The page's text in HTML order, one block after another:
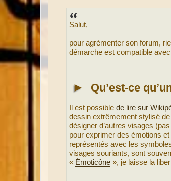
Salut,
pour agrémenter son forum,
démarche est compatible
► Qu’est-ce
Il est possible de lire sur
dessin extrêmement stylisé
désigner d’autres visages
pour exprimer des émotions
représentés avec les
visages souriants, sont
« Émoticône », je laisse la